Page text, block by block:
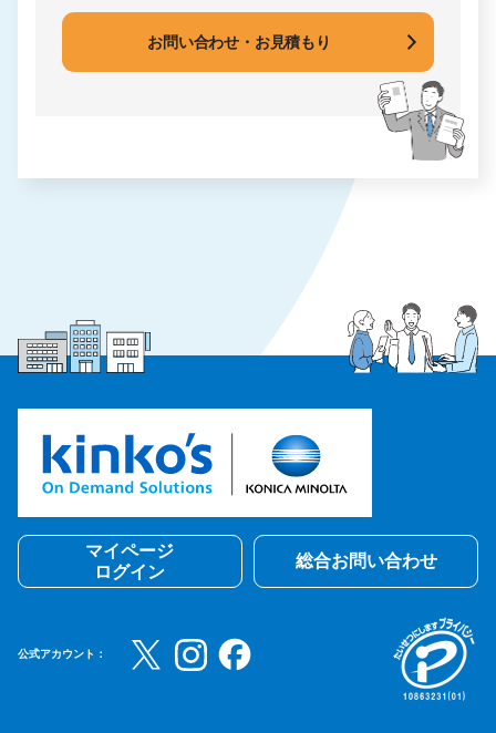
お問い合わせ・お見積もり
マイページ
ログイン
総合お問い合わせ
公式アカウント：